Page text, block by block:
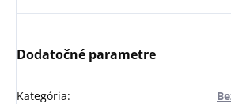
Dodatočné parametre
Kategória: